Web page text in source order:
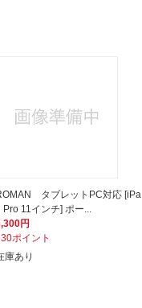
タブレットPC対応 [iPa
Pro 11インチ] ポー...
円
ポイント
庫あり